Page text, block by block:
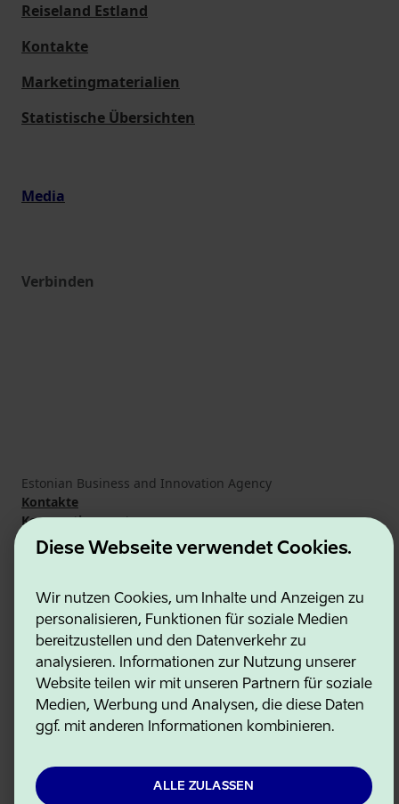
Diese Webseite verwendet Cookies.
Wir nutzen Cookies, um Inhalte und Anzeigen zu
personalisieren, Funktionen für soziale Medien
bereitzustellen und den Datenverkehr zu
analysieren. Informationen zur Nutzung unserer
Website teilen wir mit unseren Partnern für soziale
Medien, Werbung und Analysen, die diese Daten
ggf. mit anderen Informationen kombinieren.
ALLE ZULASSEN
Reiseland Estland
Kontakte
Marketingmaterialien
Statistische Übersichten
Media
Verbinden
Estonian Business and Innovation Agency
Kontakte
Kooperationspartner
Nutzungsbedingungen
Cookie- und Datenschutzrichtlinie